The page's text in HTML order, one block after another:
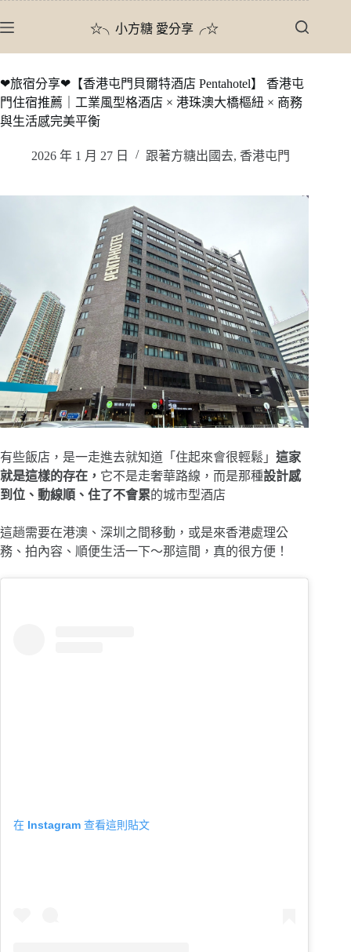
至
內
容
☆╮小方糖 愛分享╭☆
❤旅宿分享❤【香港屯門貝爾特酒店 Pentahotel】 香港屯
門住宿推薦｜工業風型格酒店 × 港珠澳大橋樞紐 × 商務
與生活感完美平衡
2026 年 1 月 27 日 跟著方糖出國去, 香港屯門
有些飯店，是一走進去就知道「住起來會很輕鬆」 這家
就是這樣的存在， 它不是走奢華路線，而是那種設計感
到位、動線順、住了不會累的城市型酒店
這趟需要在港澳、深圳之間移動，或是來香港處理公
務、拍內容、順便生活一下～那這間，真的很方便！
在 Instagram 查看這則貼文